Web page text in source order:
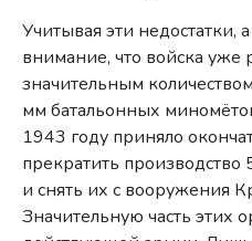
Учитывая эти недостатки,
внимание, что войска уже
значительным
мм батальонных
1943 году приняло
прекратить
и снять их с вооружения
Значительную часть этих